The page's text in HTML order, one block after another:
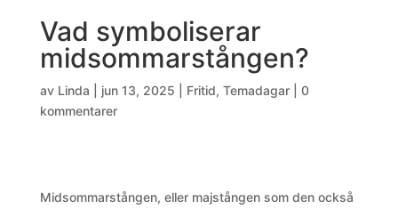
Vad symboliserar
midsommarstången?
av Linda jun 13, 2025 Fritid, Temadagar| 0
kommentarer
Midsommarstången, eller majstången som den också